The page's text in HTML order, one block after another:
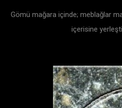
Gömü mağara içinde; meblağlar
içerisine